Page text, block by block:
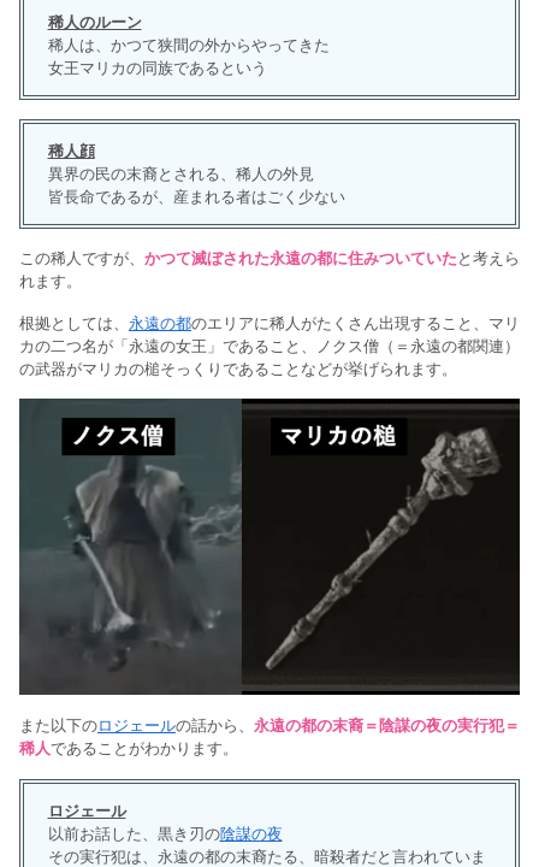
稀人のルーン
稀人は、かつて狭間の外からやってきた
女王マリカの同族であるという
稀人顔
異界の民の末裔とされる、稀人の外見
皆長命であるが、産まれる者はごく少ない
この稀人ですが、 かつて滅ぼされた永遠の都に住みついていた と考えら
れます。
根拠としては、 永遠の都のエリアに稀人がたくさん出現すること、マリ
カの二つ名が「永遠の女王」であること、ノクス僧（＝永遠の都関連）
の武器がマリカの槌そっくりであることなどが挙げられます。
また以下のロジェールの話から、 永遠の都の末裔＝陰謀の夜の実行犯＝
稀人であることがわかります。
ロジェール
以前お話した、黒き刃の陰謀の夜
その実行犯は、永遠の都の末裔たる、暗殺者だと言われていま